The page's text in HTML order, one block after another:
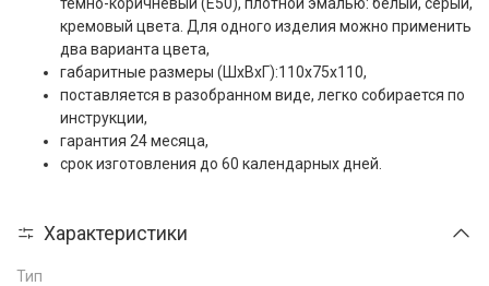
кремовый цвета. Для одного изделия можно применить
два варианта цвета,
габаритные размеры (ШxВxГ):110х75х110,
поставляется в разобранном виде, легко собирается по
инструкции,
гарантия 24 месяца,
срок изготовления до 60 календарных дней.
Характеристики
Тип